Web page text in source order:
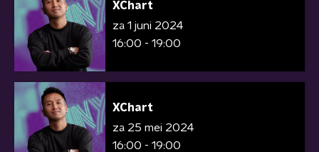
XChart
za 1 juni 2024
16:00 - 19:00
XChart
za 25 mei 2024
16:00 - 19:00